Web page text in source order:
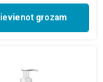
grozam